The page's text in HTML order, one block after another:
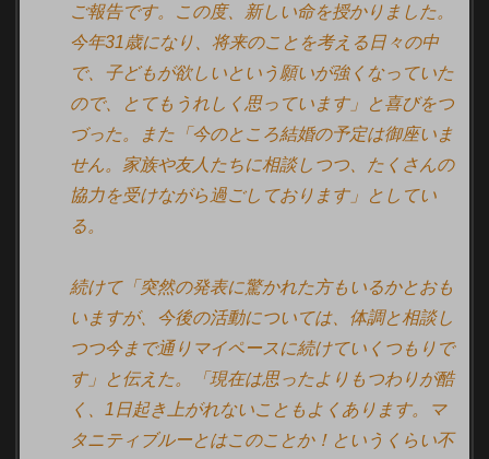
ご報告です。この度、新しい命を授かりました。
今年31歳になり、将来のことを考える日々の中
で、子どもが欲しいという願いが強くなっていた
ので、とてもうれしく思っています」と喜びをつ
づった。また「今のところ結婚の予定は御座いま
せん。家族や友人たちに相談しつつ、たくさんの
協力を受けながら過ごしております」としてい
る。
続けて「突然の発表に驚かれた方もいるかとおも
いますが、今後の活動については、体調と相談し
つつ今まで通りマイペースに続けていくつもりで
す」と伝えた。「現在は思ったよりもつわりが酷
く、1日起き上がれないこともよくあります。マ
タニティブルーとはこのことか！というくらい不